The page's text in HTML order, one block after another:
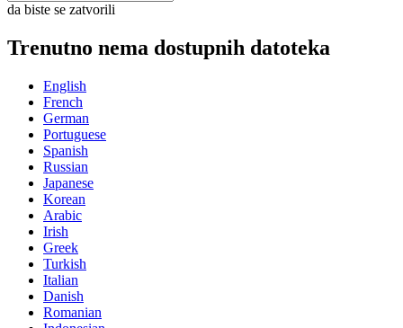
da biste se zatvorili
Trenutno nema dostupnih datoteka
English
French
German
Portuguese
Spanish
Russian
Japanese
Korean
Arabic
Irish
Greek
Turkish
Italian
Danish
Romanian